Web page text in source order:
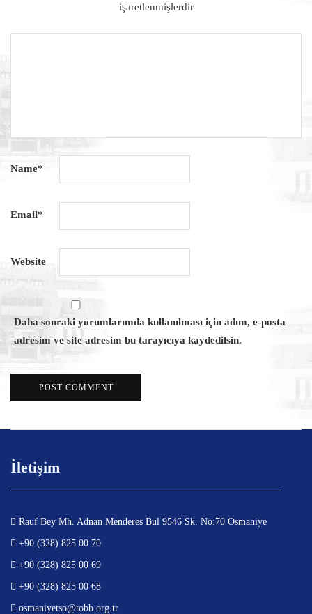
işaretlenmişlerdir
Name*
Email*
Website
Daha sonraki yorumlarımda kullanılması için adım, e-posta
adresim ve site adresim bu tarayıcıya kaydedilsin.
İletişim
Rauf Bey Mh. Adnan Menderes Bul 9546 Sk. No:70 Osmaniye
+90 (328) 825 00 70
+90 (328) 825 00 69
+90 (328) 825 00 68
osmaniyetso@tobb.org.tr